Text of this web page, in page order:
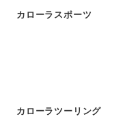
カローラスポーツ
カローラツーリング